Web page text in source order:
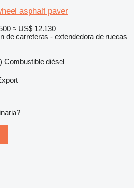
asphalt paver
≈ US$ 12.130
de carreteras - extendedora de ruedas
Combustible diésel